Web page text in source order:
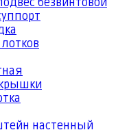
безвинтовой
настенный